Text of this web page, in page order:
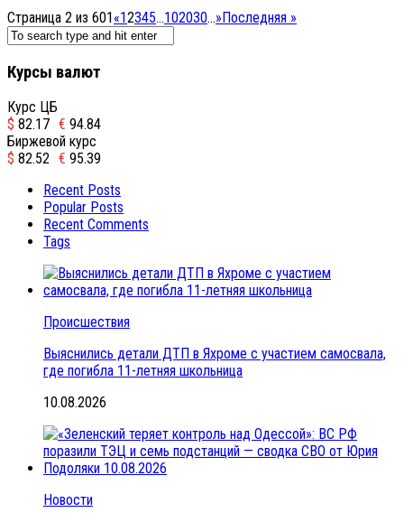
Страница 2 из 601«12345...102030...»Последняя »
Курсы валют
Курс ЦБ
$ 82.17 € 94.84
Биржевой курс
$ 82.52 € 95.39
Recent Posts
Popular Posts
Recent Comments
Tags
Происшествия
Выяснились детали ДТП в Яхроме с участием самосвала,
где погибла 11-летняя школьница
10.08.2026
Новости